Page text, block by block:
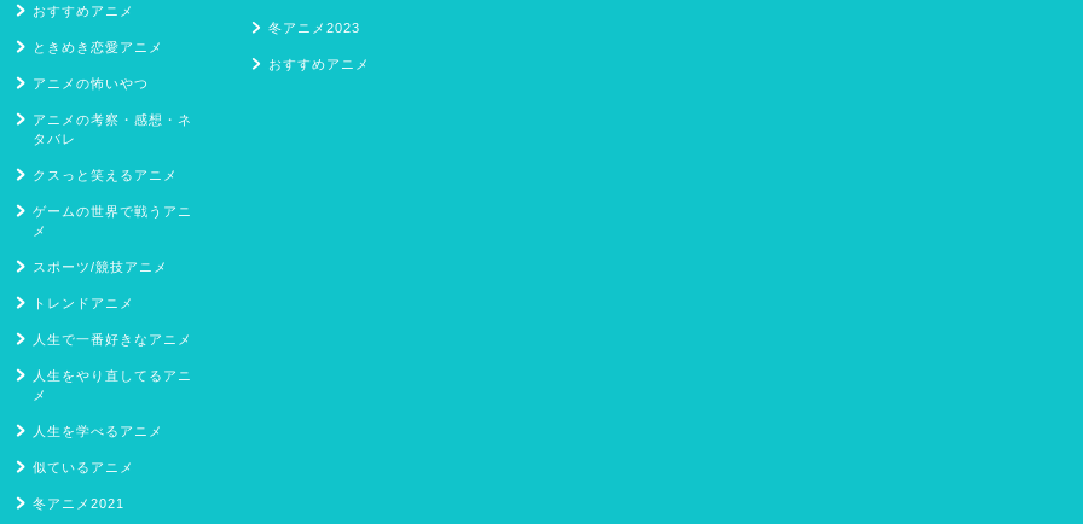
おすすめアニメ
ときめき恋愛アニメ
アニメの怖いやつ
アニメの考察・感想・ネ
タバレ
クスっと笑えるアニメ
ゲームの世界で戦うアニ
メ
スポーツ/競技アニメ
トレンドアニメ
人生で一番好きなアニメ
人生をやり直してるアニ
メ
人生を学べるアニメ
似ているアニメ
冬アニメ2021
冬アニメ2023
おすすめアニメ